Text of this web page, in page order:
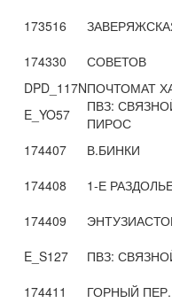
173516
174330
СОВЕТОВ
DPD_117NПОЧТОМАТ
E_YO57
ПВЗ:
ПИРОС
174407
В.БИНКИ
174408
1-Е
174409
E_S127
ПВЗ:
174411
ГОРНЫЙ